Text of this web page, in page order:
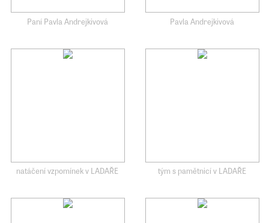
Paní Pavla Andrejkivová Pavla Andrejkivová
natáčení vzpomínek v LADAŘE tým s pamětnicí v LADAŘE